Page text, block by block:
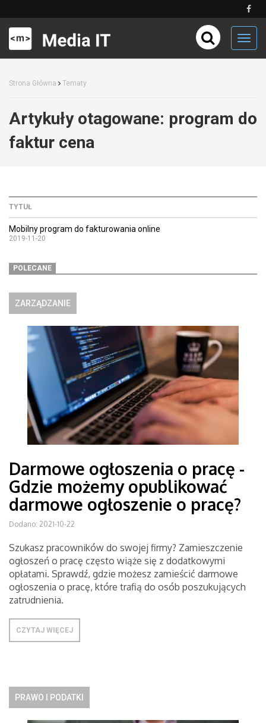
Strona Główna Tematy
Artykuły otagowane: program do
faktur cena
TYTUŁ
Mobilny program do fakturowania online
2019-11-20
POLECANE
ZARZĄDZANIE
Darmowe ogłoszenia o pracę -
Gdzie możemy opublikować
darmowe ogłoszenie o pracę?
Dodano: 2021-10-22
Szukasz pracowników do swojej firmy? Zamieszczenie
ogłoszeń o pracę często wiąże się z dodatkowymi
opłatami. Sprawdź, gdzie możesz zamieścić darmowe
ogłoszenia o pracę, które trafią do osób poszukujących
zatrudnienia.
CZYTAJ WIĘCEJ
PRAWO I PODATKI